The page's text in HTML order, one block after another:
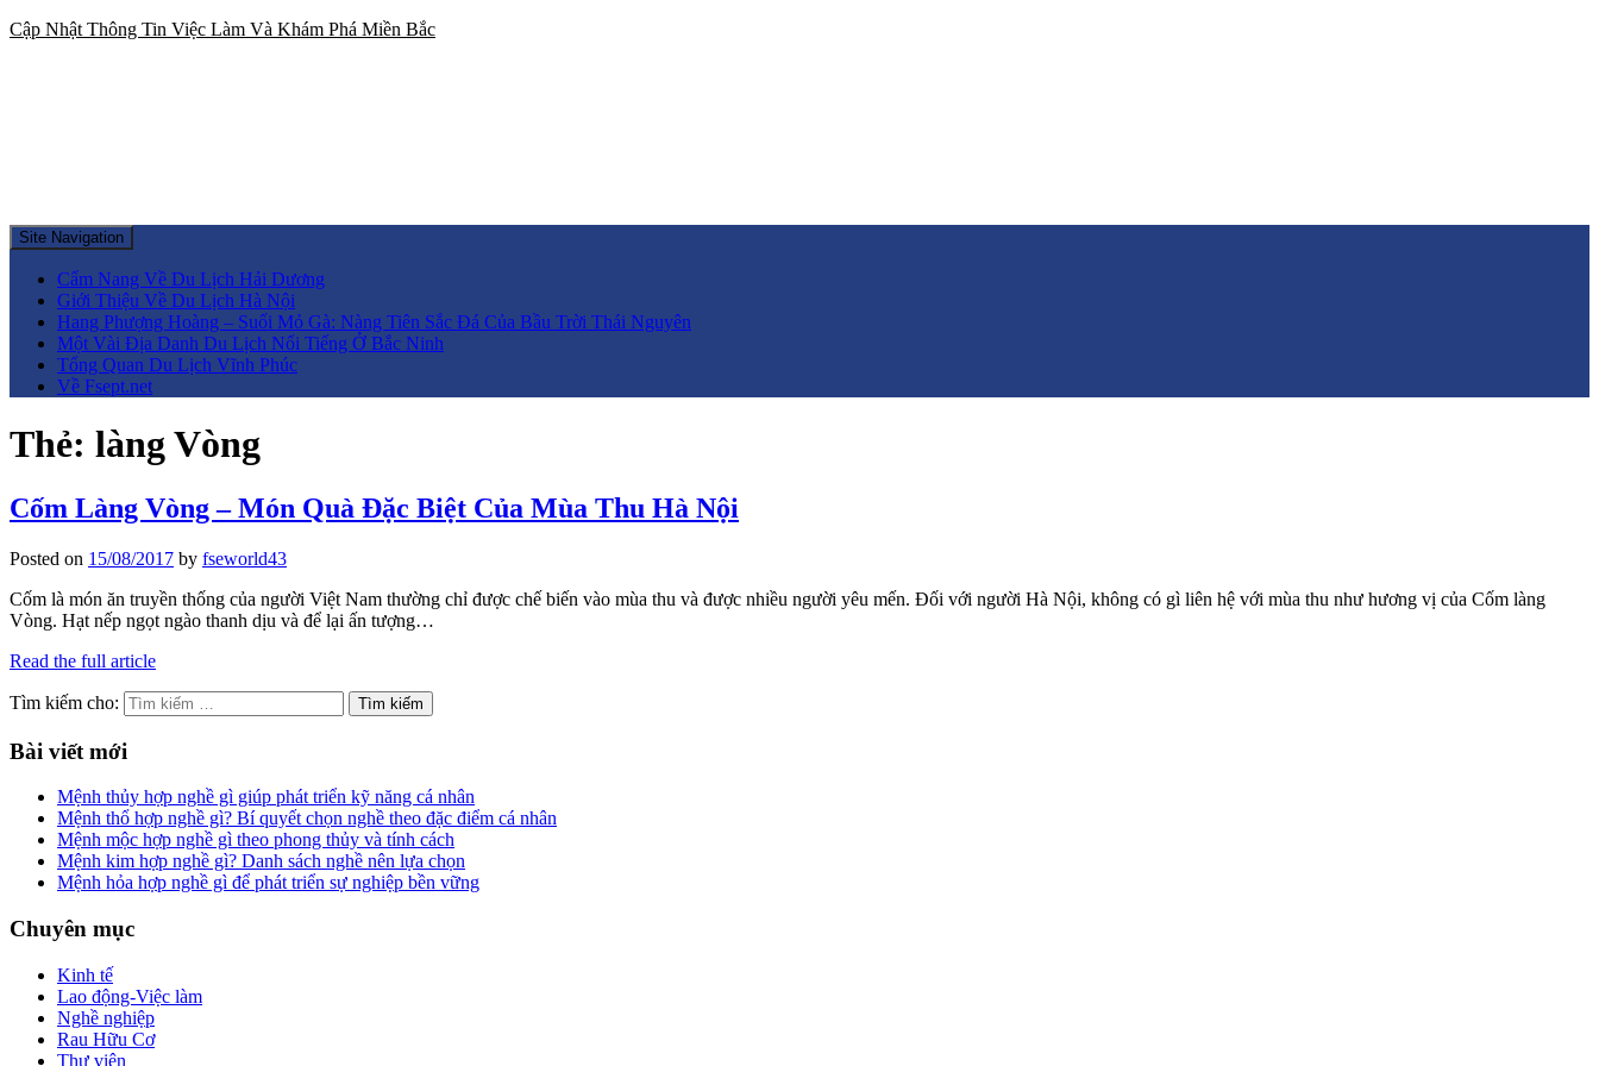
Cập Nhật Thông Tin Việc Làm Và Khám Phá Miền Bắc
Site Navigation
Cẩm Nang Về Du Lịch Hải Dương
Giới Thiệu Về Du Lịch Hà Nội
Hang Phượng Hoàng – Suối Mỏ Gà: Nàng Tiên Sắc Đá Của Bầu Trời Thái Nguyên
Một Vài Địa Danh Du Lịch Nổi Tiếng Ở Bắc Ninh
Tổng Quan Du Lịch Vĩnh Phúc
Về Fsept.net
Thẻ: làng Vòng
Cốm Làng Vòng – Món Quà Đặc Biệt Của Mùa Thu Hà Nội
Posted on 15/08/2017 by fseworld43
Cốm là món ăn truyền thống của người Việt Nam thường chỉ được chế biến vào mùa thu và được nhiều người yêu mến. Đối với người Hà Nội, không có gì liên hệ với mùa thu như hương vị của Cốm làng
Vòng. Hạt nếp ngọt ngào thanh dịu và để lại ấn tượng…
Read the full article
Tìm kiếm cho:
Bài viết mới
Mệnh thủy hợp nghề gì giúp phát triển kỹ năng cá nhân
Mệnh thổ hợp nghề gì? Bí quyết chọn nghề theo đặc điểm cá nhân
Mệnh mộc hợp nghề gì theo phong thủy và tính cách
Mệnh kim hợp nghề gì? Danh sách nghề nên lựa chọn
Mệnh hỏa hợp nghề gì để phát triển sự nghiệp bền vững
Chuyên mục
Kinh tế
Lao động-Việc làm
Nghề nghiệp
Rau Hữu Cơ
Thư viện